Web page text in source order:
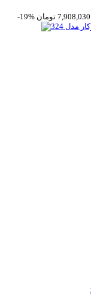
-19%
7,908,030 تومان